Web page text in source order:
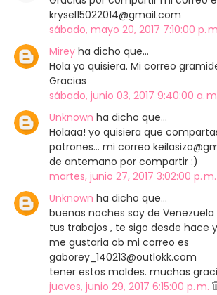
krysel15022014@gmail.com
sábado, mayo 20, 2017 7:10:00 p.
Mirey ha dicho que…
Hola yo quisiera. Mi correo
Gracias
sábado, junio 03, 2017 9:40:00 a.
Unknown ha dicho que…
Holaaa! yo quisiera que
patrones... mi correo
de antemano por compartir :)
martes, junio 27, 2017 3:02:00 p. m.
Unknown ha dicho que…
buenas noches soy de
tus trabajos , te sigo desde hace
me gustaria ob mi correo es
gaborey_140213@outlokk.com
tener estos moldes. muchas
jueves, junio 29, 2017 6:15:00 p. m.